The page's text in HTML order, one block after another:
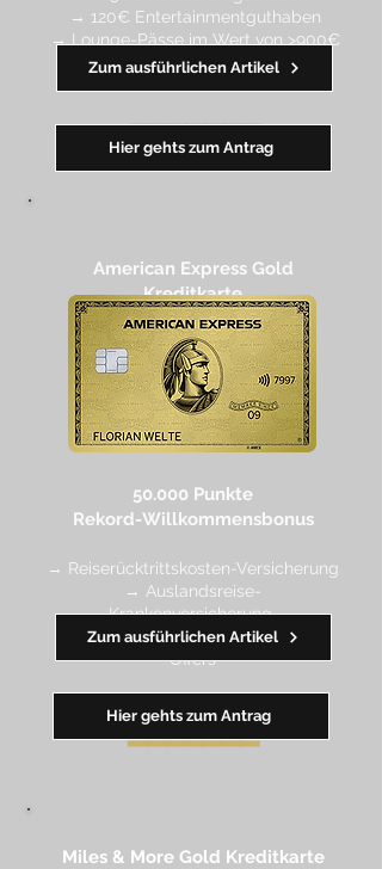
→ 120€ Entertainmentguthaben
→ Lounge-Pässe im Wert von >900€
━━━━━━━
Zum ausführlichen Artikel
Hier gehts zum Antrag
American Express Gold
Kreditkarte
50.000 Punkte
Rekord-Willkommensbonus
→ Reiserücktrittskosten-Versicherung
→ Auslandsreise-
Krankenversicherung
→ wertvolle Rabatte dank Amex
Offers
━━━━━━━
Zum ausführlichen Artikel
Hier gehts zum Antrag
Miles & More Gold Kreditkarte​